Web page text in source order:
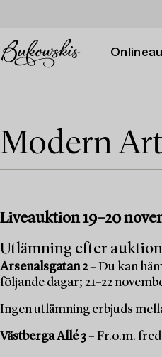
Modern
Liveauktion 19–20
Utlämning efter
Arsenalsgatan 2– Du kan
följande dagar; 21–22
Ingen utlämning erbjuds
Västberga Allé 3– Fr.o.m.